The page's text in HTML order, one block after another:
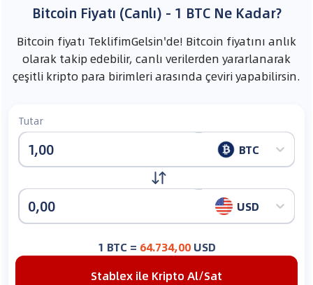
Bitcoin Fiyatı (Canlı) - 1 BTC Ne Kadar?
Bitcoin fiyatı TeklifimGelsin'de! Bitcoin fiyatını anlık
olarak takip edebilir, canlı verilerden yararlanarak
çeşitli kripto para birimleri arasında çeviri yapabilirsin.
Tutar
BTC
USD
1 BTC = 64.734,00 USD
Stablex ile Kripto Al/Sat